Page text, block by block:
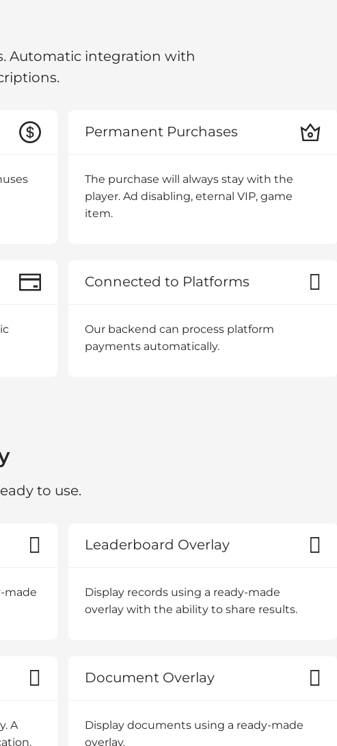
Automatic integration with
Permanent Purchases
The purchase will always stay with the
player. Ad disabling, eternal VIP, game
item.
Connected to Platforms
Our backend can process platform
payments automatically.
to use.
made
Leaderboard Overlay
Display records using a ready-made
overlay with the ability to share results.
A
Document Overlay
Display documents using a ready-made
overlay.